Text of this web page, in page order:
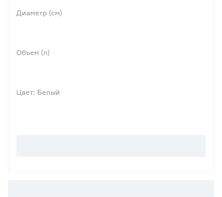
Диаметр (см)
Объем (л)
Цвет: Белый